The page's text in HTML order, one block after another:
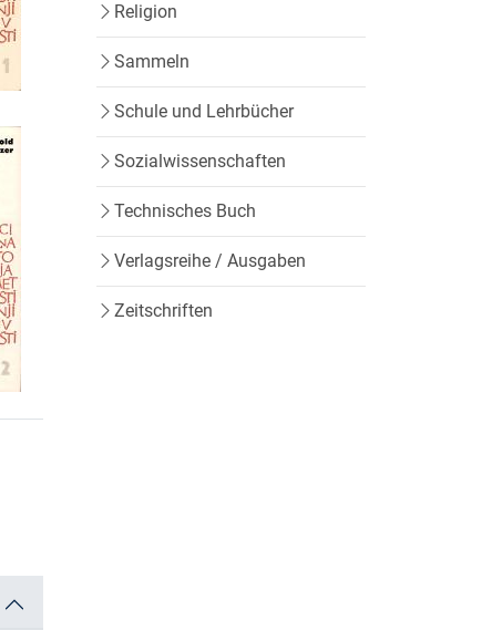
Religion
Sammeln
Schule und Lehrbücher
Sozialwissenschaften
Technisches Buch
Verlagsreihe / Ausgaben
Zeitschriften